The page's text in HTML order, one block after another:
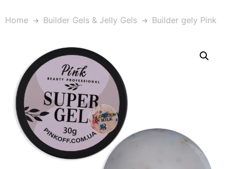
Home Builder Gels & Jelly Gels Builder gely Pink